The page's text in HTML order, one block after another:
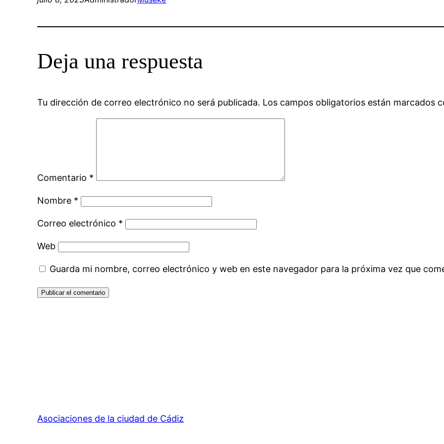
Deja una respuesta
Tu dirección de correo electrónico no será publicada. Los campos obligatorios están marcados
Comentario *
Nombre *
Correo electrónico *
Web
Guarda mi nombre, correo electrónico y web en este navegador para la próxima vez que
Asociaciones de la ciudad de Cádiz